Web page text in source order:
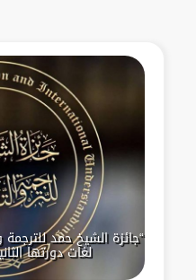
“جائزة الشيخ حمد
لغات دورتها